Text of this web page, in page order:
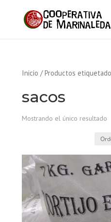
Inicio / Productos
sacos
Mostrando el único resultado